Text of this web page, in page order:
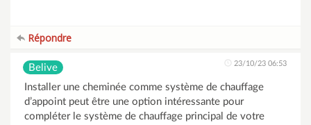
Répondre
Belive 23/10/23 06:53
Installer une cheminée comme système de chauffage
d’appoint peut être une option intéressante pour
compléter le système de chauffage principal de votre